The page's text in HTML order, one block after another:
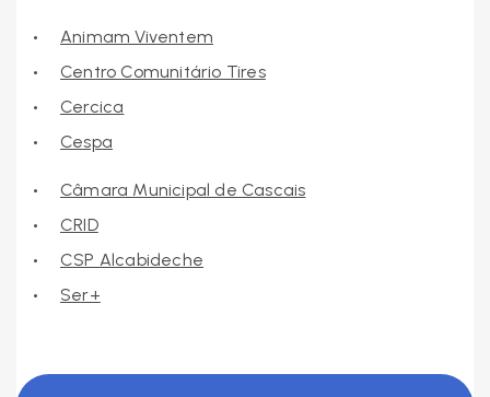
Animam Viventem
Centro Comunitário Tires
Cercica
Cespa
Câmara Municipal de Cascais
CRID
CSP Alcabideche
Ser+